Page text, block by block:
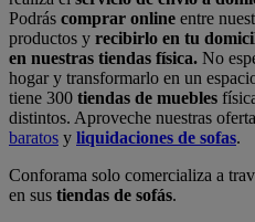
Podrás comprar online entre
productos y recibirlo en tu
en nuestras tiendas física. No
hogar y transformarlo en un
tiene 300 tiendas de muebles
distintos. Aproveche nuestras
baratos y liquidaciones de sofas.
Conforama solo comercializa a
en sus tiendas de sofás.